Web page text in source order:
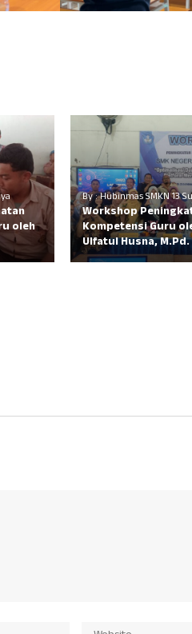
oleh
By : Hubinmas SMKN 13
Workshop
Kompetensi Guru
Ulfatul Husna, M.Pd.